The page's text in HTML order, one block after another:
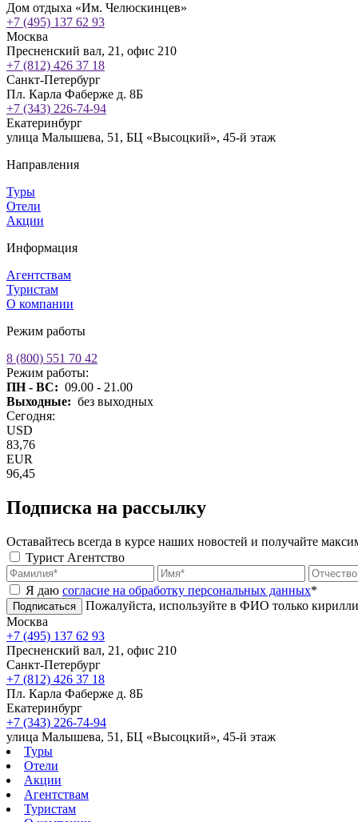
Дом отдыха «Им. Челюскинцев»
+7 (495) 137 62 93
Москва
Пресненский вал, 21, офис 210
+7 (812) 426 37 18
Санкт-Петербург
Пл. Карла Фаберже д. 8Б
+7 (343) 226-74-94
Екатеринбург
улица Малышева, 51, БЦ «Высоцкий», 45-й этаж
Направления
Туры
Отели
Акции
Информация
Агентствам
Туристам
О компании
Режим работы
8 (800) 551 70 42
Режим работы:
ПН - ВС: 09.00 - 21.00
Выходные: без выходных
Сегодня:
USD
83,76
EUR
96,45
Подписка на рассылку
Оставайтесь всегда в курсе наших новостей и получайте
Турист Агентство
Я даю согласие на обработку персональных данных*
Подписаться
Пожалуйста, используйте в ФИО только
Москва
+7 (495) 137 62 93
Пресненский вал, 21, офис 210
Санкт-Петербург
+7 (812) 426 37 18
Пл. Карла Фаберже д. 8Б
Екатеринбург
+7 (343) 226-74-94
улица Малышева, 51, БЦ «Высоцкий», 45-й этаж
Туры
Отели
Акции
Агентствам
Туристам